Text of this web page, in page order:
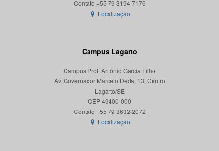
Localização
Campus Lagarto
Campus Prof. Antônio Garcia Filho
Av. Governador Marcelo Déda, 13, Centro
Lagarto/SE
CEP 49400-000
Localização